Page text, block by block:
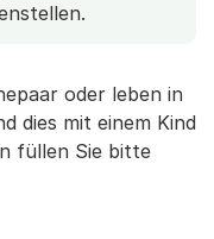
oder leben in
dies mit einem Kind
füllen Sie bitte